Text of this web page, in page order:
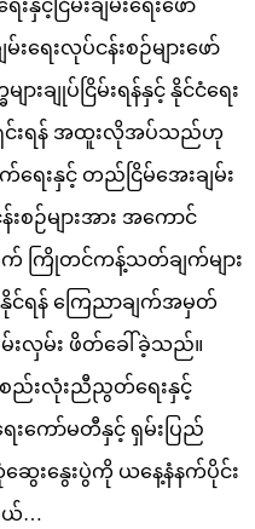
ငြိမ်းချမ်းရေးဖော်
ေးလုပ်ငန်းစဉ်များဖော်
ချုပ်ငြိမ်းရန်နှင့် နိုင်ငံရေး
ေရှင်းရန် အထူးလိုအပ်သည်ဟု
ေးနှင့် တည်ငြိမ်အေးချမ်း
စဉ်များအား အကောင်
ကြိုတင်ကန့်သတ်ချက်များ
နိုင်ရန် ကြေညာချက်အမှတ်
မ်းလှမ်း ဖိတ်ခေါ်ခဲ့သည်။
ည်းလုံးညီညွတ်ရေးနှင့်
ေးကော်မတီနှင့် ရှမ်းပြည်
ေးနွေးပွဲကို ယနေ့နံနက်ပိုင်း
ယ်…